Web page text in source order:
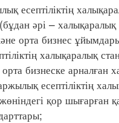
есептіліктің
әрі – халықаралық
орта бизнес
халықаралық
бизнеске арналған
есептіліктің
қор шығарған